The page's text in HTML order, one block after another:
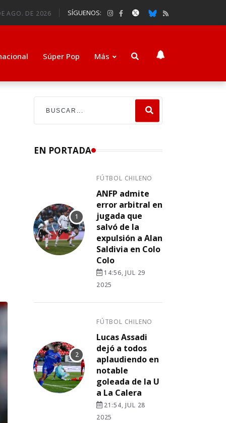
AGO. DE 2026 SÍGUENOS:
Súper Pop Más
EN PORTADA
FÚTBOL CHILENO
ANFP admite
error arbitral en
jugada que
salvó de la
expulsión a Alan
Saldivia en Colo
Colo
14:56, JUL 29
2025
FÚTBOL CHILENO
Lucas Assadi
dejó a todos
aplaudiendo en
notable
goleada de la U
a La Calera
21:54, JUL 28
2025